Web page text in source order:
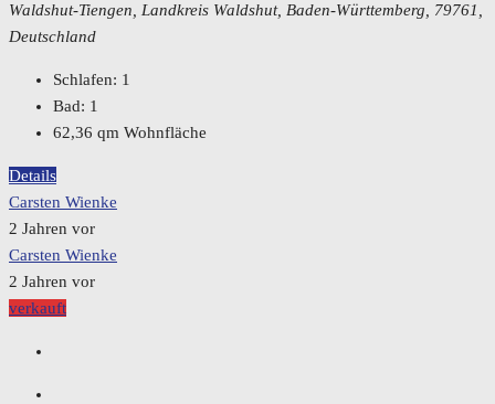
Waldshut-Tiengen, Landkreis Waldshut, Baden-Württemberg, 79761,
Deutschland
Schlafen: 1
Bad: 1
62,36 qm Wohnfläche
Details
Carsten Wienke
2 Jahren vor
Carsten Wienke
2 Jahren vor
verkauft